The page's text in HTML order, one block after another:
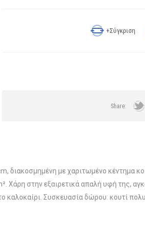
+Σύγκριση
Share:
με χαριτωμένο κέντημα
στην εξαιρετικά απαλή υφή της,
Συσκευασία δώρου: κουτί